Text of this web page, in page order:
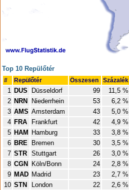
Top 10 Repülőtér
# Repülőtér Összesen Százalék
1 DUS Düsseldorf 99
11,5 %
2 NRN Niederrhein 53
6,2 %
3 AMS Amsterdam 43
5,0 %
4 FRA Frankfurt 42
4,9 %
5 HAM Hamburg 33
3,8 %
6 BRE Bremen 30
3,5 %
7 STR Stuttgart 26
3,0 %
8 CGN Köln/Bonn 24
2,8 %
9 MAD Madrid 23
2,7 %
10 STN London 22 2,6 %